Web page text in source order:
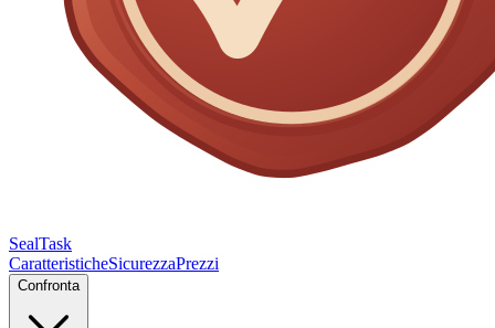
SealTask
CaratteristicheSicurezzaPrezzi
Confronta